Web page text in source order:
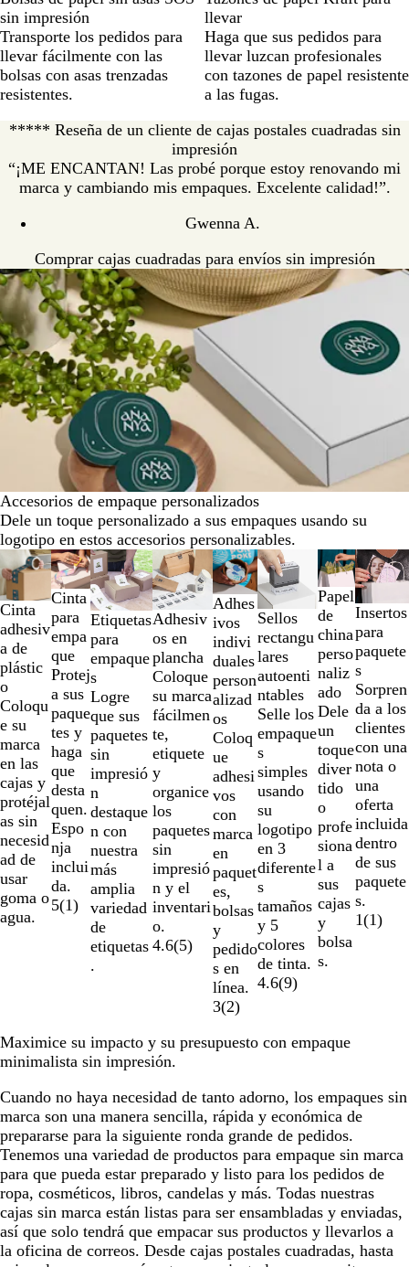
sin impresión
Transporte los pedidos para
llevar fácilmente con las
bolsas con asas trenzadas
resistentes.
llevar
Haga que sus pedidos para
llevar luzcan profesionales
con tazones de papel resistente
a las fugas.
***** Reseña de un cliente de cajas postales cuadradas sin
impresión
“¡ME ENCANTAN! Las probé porque estoy renovando mi
marca y cambiando mis empaques. Excelente calidad!”.
Gwenna A.
Comprar cajas cuadradas para envíos sin impresión
Accesorios de empaque personalizados
Dele un toque personalizado a sus empaques usando su
logotipo en estos accesorios personalizables.
Cinta
adhesiv
a de
plástic
o
Coloqu
e su
marca
en las
cajas y
protéjal
as sin
necesid
ad de
usar
goma o
agua.
Cinta
para
empa
que
Protej
a sus
paque
tes y
haga
que
desta
quen.
Espo
nja
inclui
da.
5(1)
Nuevo bajo precio
Etiquetas
para
empaque
s
Logre
que sus
paquetes
sin
impresió
n
destaque
n con
nuestra
más
amplia
variedad
de
etiquetas
.
Nuevas opciones
Adhesiv
os en
plancha
Coloque
su marca
fácilmen
te,
etiquete
y
organice
los
paquetes
sin
impresió
n y el
inventari
o.
4.6(5)
Nuevas opciones
Adhes
ivos
indivi
duales
person
alizad
os
Coloq
ue
adhesi
vos
con
marca
en
paquet
es,
bolsas
y
pedido
s en
línea.
3(2)
Nuevas opciones
Sellos
rectangu
lares
autoenti
ntables
Selle los
empaque
s
simples
usando
su
logotipo
en 3
diferente
s
tamaños
y 5
colores
de tinta.
4.6(9)
Nuevas
Papel
de
china
perso
naliz
ado
Dele
un
toque
diver
tido
o
profe
siona
l a
sus
cajas
y
bolsa
s.
Insertos
para
paquete
s
Sorpren
da a los
clientes
con una
nota o
una
oferta
incluida
dentro
de sus
paquete
s.
1(1)
Diapositivas
de
la
1
a
la
2
de
8
Maximice su impacto y su presupuesto con empaque
minimalista sin impresión.
Cuando no haya necesidad de tanto adorno, los empaques sin
marca son una manera sencilla, rápida y económica de
prepararse para la siguiente ronda grande de pedidos.
Tenemos una variedad de productos para empaque sin marca
para que pueda estar preparado y listo para los pedidos de
ropa, cosméticos, libros, candelas y más. Todas nuestras
cajas sin marca están listas para ser ensambladas y enviadas,
así que solo tendrá que empacar sus productos y llevarlos a
la oficina de correos. Desde cajas postales cuadradas, hasta